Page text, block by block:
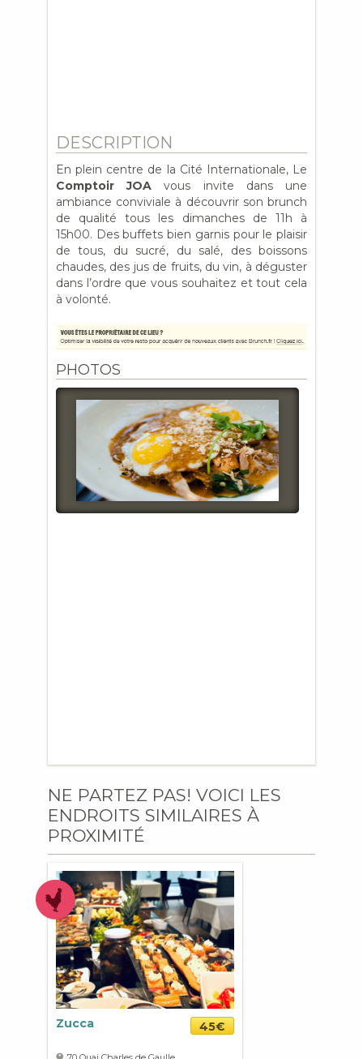
DESCRIPTION
En plein centre de la Cité Internationale, Le
Comptoir JOA vous invite dans une
ambiance conviviale à découvrir son brunch
de qualité tous les dimanches de 11h à
15h00. Des buffets bien garnis pour le plaisir
de tous, du sucré, du salé, des boissons
chaudes, des jus de fruits, du vin, à déguster
dans l’ordre que vous souhaitez et tout cela
à volonté.
PHOTOS
NE PARTEZ PAS! VOICI LES
ENDROITS SIMILAIRES À
PROXIMITÉ
Zucca 45€